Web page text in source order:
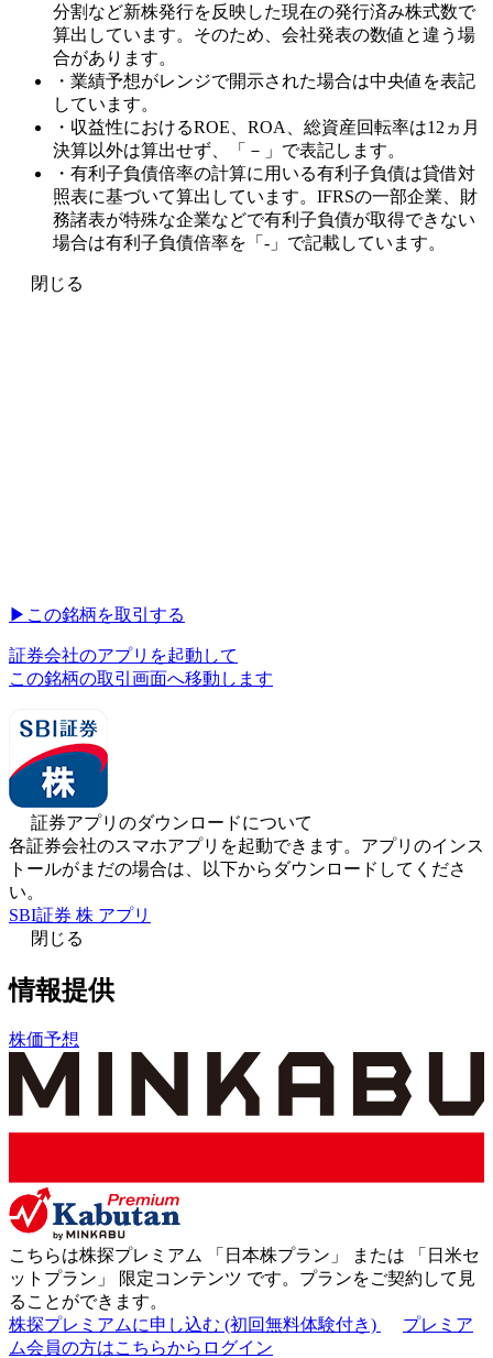
分割など新株発行を反映した現在の発行済み株式数で
算出しています。そのため、会社発表の数値と違う場
合があります。
・業績予想がレンジで開示された場合は中央値を表記
しています。
・収益性におけるROE、ROA、総資産回転率は12ヵ月
決算以外は算出せず、「－」で表記します。
・有利子負債倍率の計算に用いる有利子負債は貸借対
照表に基づいて算出しています。IFRSの一部企業、財
務諸表が特殊な企業などで有利子負債が取得できない
場合は有利子負債倍率を「-」で記載しています。
閉じる
▶︎ この銘柄を取引する
証券会社のアプリを起動して
この銘柄の取引画面へ移動します
証券アプリのダウンロードについて
各証券会社のスマホアプリを起動できます。アプリのインス
トールがまだの場合は、以下からダウンロードしてくださ
い。
SBI証券 株 アプリ
閉じる
情報提供
株価予想
こちらは株探プレミアム 「 日本株プラン 」 または 「 日米セ
ットプラン 」 限定コンテンツ です。プランをご契約して見
ることができます。
株探プレミアムに申し込む (初回無料体験付き)
プレミア
ム会員の方はこちらからログイン